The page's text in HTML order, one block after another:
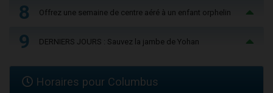
8 Offrez une semaine de centre aéré à un enfant orphelin
9 DERNIERS JOURS : Sauvez la jambe de Yohan
Horaires pour Columbus